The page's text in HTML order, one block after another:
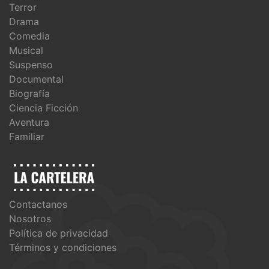
Terror
Drama
Comedia
Musical
Suspenso
Documental
Biografía
Ciencia Ficción
Aventura
Familiar
Contactanos
Nosotros
Política de privacidad
Términos y condiciones